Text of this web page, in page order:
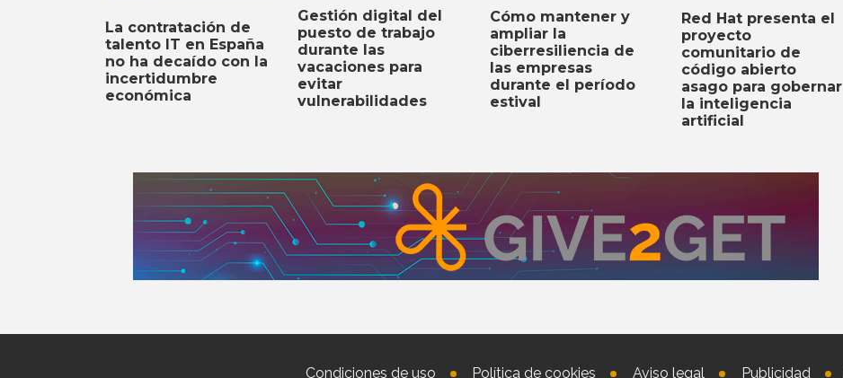
La contratación de
talento IT en España
no ha decaído con la
incertidumbre
económica
Gestión digital del
puesto de trabajo
durante las
vacaciones para
evitar
vulnerabilidades
Cómo mantener y
ampliar la
ciberresiliencia de
las empresas
durante el período
estival
Red Hat presenta el
proyecto
comunitario de
código abierto
asago para gobernar
la inteligencia
artificial
Condiciones de uso Política de cookies Aviso legal Publicidad